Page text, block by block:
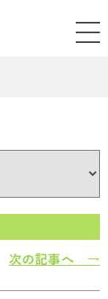
次の記事へ →